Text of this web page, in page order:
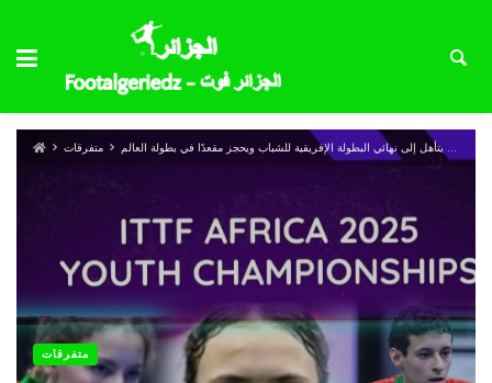
متفرقات كرة الطاولة | ثلاثي جزائري يتأهل إلى نهائي البطولة الإفريقية للشباب ويحجز مقعدًا في بطولة العالم
متفرقات